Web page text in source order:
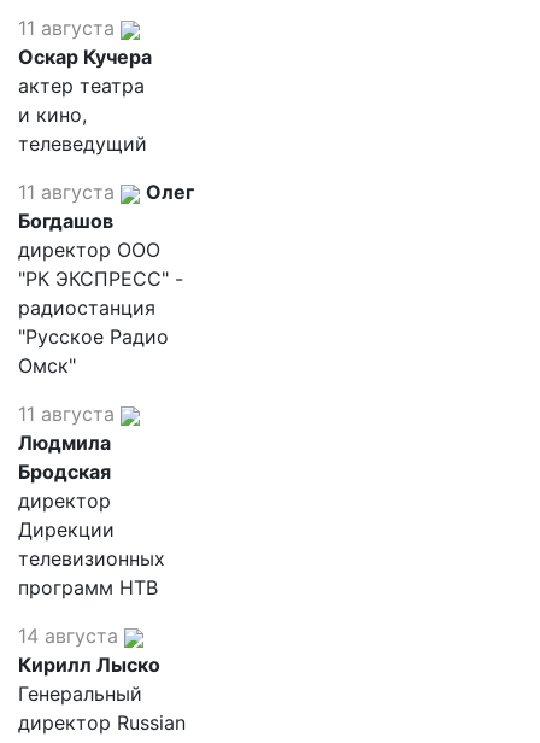
11 августа
Оскар Кучера
актер театра
и кино,
телеведущий
11 августа
Олег
Богдашов
директор ООО
"РК ЭКСПРЕСС" -
радиостанция
"Русское Радио
Омск"
11 августа
Людмила
Бродская
директор
Дирекции
телевизионных
программ НТВ
14 августа
Кирилл Лыско
Генеральный
директор Russian